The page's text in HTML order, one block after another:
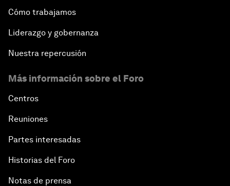
Cómo trabajamos
Liderazgo y gobernanza
Nuestra repercusión
Más información sobre el Foro
Centros
Reuniones
Partes interesadas
Historias del Foro
Notas de prensa